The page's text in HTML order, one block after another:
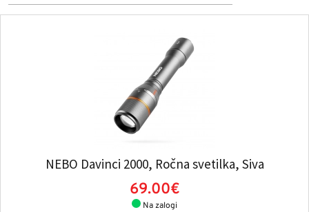
NEBO Davinci 2000, Ročna svetilka, Siva
69.00€
Na zalogi